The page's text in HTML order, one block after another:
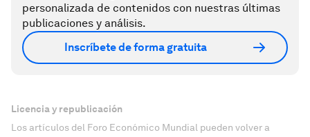
personalizada de contenidos con nuestras últimas
publicaciones y análisis.
Inscríbete de forma gratuita
Licencia y republicación
Los artículos del Foro Económico Mundial pueden volver a